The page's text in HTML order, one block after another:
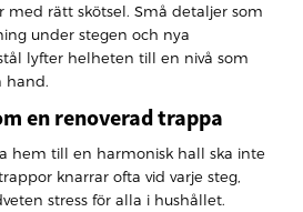
med rätt skötsel. Små detaljer som
under stegen och nya
lyfter helheten till en nivå som
hand.
en renoverad trappa
hem till en harmonisk hall ska inte
knarrar ofta vid varje steg,
stress för alla i hushållet.